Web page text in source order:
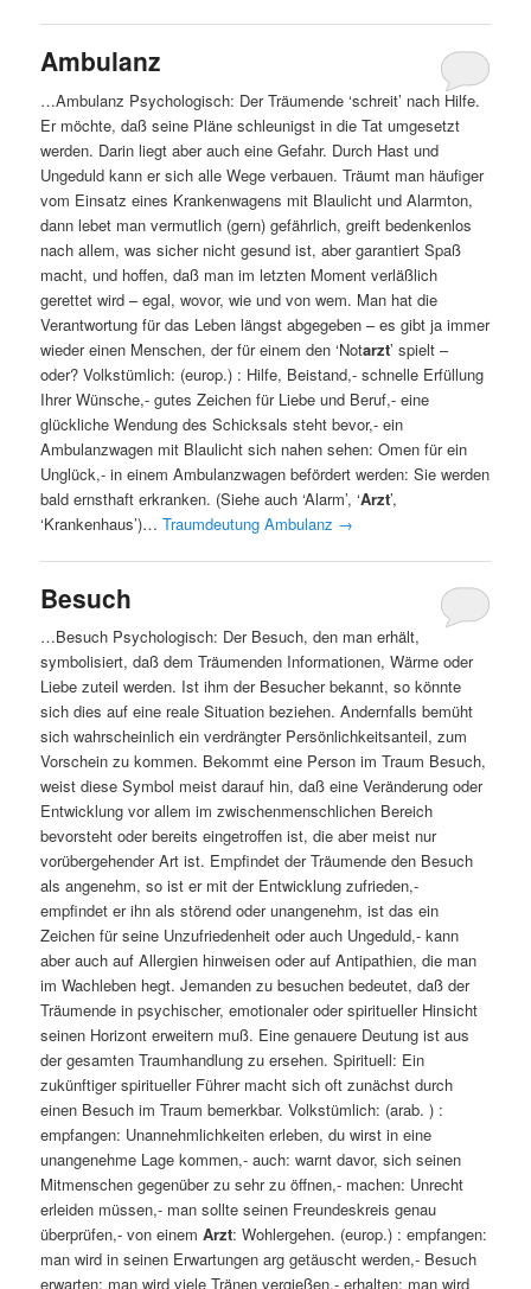
Ambulanz
…Ambulanz Psychologisch: Der Träumende ‘schreit’ nach Hilfe.
Er möchte, daß seine Pläne schleunigst in die Tat umgesetzt
werden. Darin liegt aber auch eine Gefahr. Durch Hast und
Ungeduld kann er sich alle Wege verbauen. Träumt man häufiger
vom Einsatz eines Krankenwagens mit Blaulicht und Alarmton,
dann lebet man vermutlich (gern) gefährlich, greift bedenkenlos
nach allem, was sicher nicht gesund ist, aber garantiert Spaß
macht, und hoffen, daß man im letzten Moment verläßlich
gerettet wird – egal, wovor, wie und von wem. Man hat die
Verantwortung für das Leben längst abgegeben – es gibt ja immer
wieder einen Menschen, der für einem den ‘Notarzt’ spielt –
oder? Volkstümlich: (europ.) : Hilfe, Beistand,- schnelle Erfüllung
Ihrer Wünsche,- gutes Zeichen für Liebe und Beruf,- eine
glückliche Wendung des Schicksals steht bevor,- ein
Ambulanzwagen mit Blaulicht sich nahen sehen: Omen für ein
Unglück,- in einem Ambulanzwagen befördert werden: Sie werden
bald ernsthaft erkranken. (Siehe auch ‘Alarm’, ‘Arzt’,
‘Krankenhaus’)…Traumdeutung Ambulanz →
Besuch
…Besuch Psychologisch: Der Besuch, den man erhält,
symbolisiert, daß dem Träumenden Informationen, Wärme oder
Liebe zuteil werden. Ist ihm der Besucher bekannt, so könnte
sich dies auf eine reale Situation beziehen. Andernfalls bemüht
sich wahrscheinlich ein verdrängter Persönlichkeitsanteil, zum
Vorschein zu kommen. Bekommt eine Person im Traum Besuch,
weist diese Symbol meist darauf hin, daß eine Veränderung oder
Entwicklung vor allem im zwischenmenschlichen Bereich
bevorsteht oder bereits eingetroffen ist, die aber meist nur
vorübergehender Art ist. Empfindet der Träumende den Besuch
als angenehm, so ist er mit der Entwicklung zufrieden,-
empfindet er ihn als störend oder unangenehm, ist das ein
Zeichen für seine Unzufriedenheit oder auch Ungeduld,- kann
aber auch auf Allergien hinweisen oder auf Antipathien, die man
im Wachleben hegt. Jemanden zu besuchen bedeutet, daß der
Träumende in psychischer, emotionaler oder spiritueller Hinsicht
seinen Horizont erweitern muß. Eine genauere Deutung ist aus
der gesamten Traumhandlung zu ersehen. Spirituell: Ein
zukünftiger spiritueller Führer macht sich oft zunächst durch
einen Besuch im Traum bemerkbar. Volkstümlich: (arab. ) :
empfangen: Unannehmlichkeiten erleben, du wirst in eine
unangenehme Lage kommen,- auch: warnt davor, sich seinen
Mitmenschen gegenüber zu sehr zu öffnen,- machen: Unrecht
erleiden müssen,- man sollte seinen Freundeskreis genau
überprüfen,- von einemArzt: Wohlergehen. (europ.) : empfangen:
man wird in seinen Erwartungen arg getäuscht werden,- Besuch
erwarten: man wird viele Tränen vergießen,- erhalten: man wird